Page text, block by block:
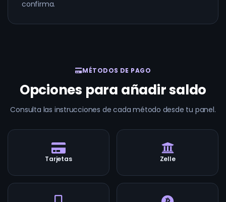
confirma.
MÉTODOS DE PAGO
Opciones para añadir saldo
Consulta las instrucciones de cada método desde tu panel.
Tarjetas Zelle